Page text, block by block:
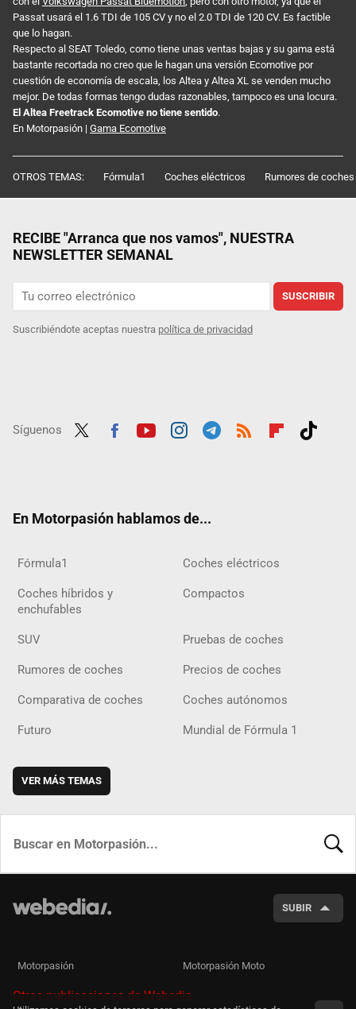
Passat usará el 1.6 TDI de 105 CV y no el 2.0 TDI de 120 CV. Es factible
que lo hagan.
Respecto al SEAT Toledo, como tiene unas ventas bajas y su gama está
bastante recortada no creo que le hagan una versión Ecomotive por
cuestión de economía de escala, los Altea y Altea XL se venden mucho
mejor. De todas formas tengo dudas razonables, tampoco es una locura.
El Altea Freetrack Ecomotive no tiene sentido.
En Motorpasión | Gama Ecomotive
OTROS TEMAS: Fórmula1 Coches eléctricos Rumores de coches
RECIBE "Arranca que nos vamos", NUESTRA
NEWSLETTER SEMANAL
SUSCRIBIR
Suscribiéndote aceptas nuestra política de privacidad
Síguenos
En Motorpasión hablamos de...
Fórmula1 Coches eléctricos
Coches híbridos y
enchufables
Compactos
SUV Pruebas de coches
Rumores de coches Precios de coches
Comparativa de coches Coches autónomos
Futuro Mundial de Fórmula 1
VER MÁS TEMAS
SUBIR
Motorpasión Motorpasión Moto
Otras publicaciones de Webedia